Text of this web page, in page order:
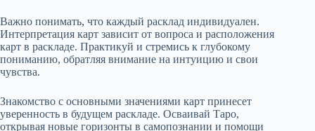
Важно понимать, что каждый расклад индивидуален.
Интерпретация карт зависит от вопроса и расположения
карт в раскладе. Практикуй и стремись к глубокому
пониманию, обратляя внимание на интуицию и свои
чувства.
Знакомство с основными значениями карт принесет
уверенность в будущем раскладе. Осваивай Таро,
открывая новые горизонты в самопознании и помощи